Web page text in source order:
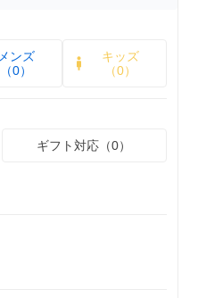
メンズ
（0）
キッズ
（0）
ギフト対応（0）